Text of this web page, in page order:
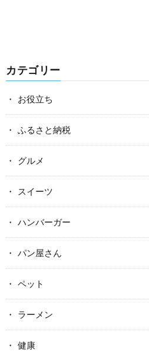
カテゴリー
お役立ち
ふるさと納税
グルメ
スイーツ
ハンバーガー
パン屋さん
ペット
ラーメン
健康